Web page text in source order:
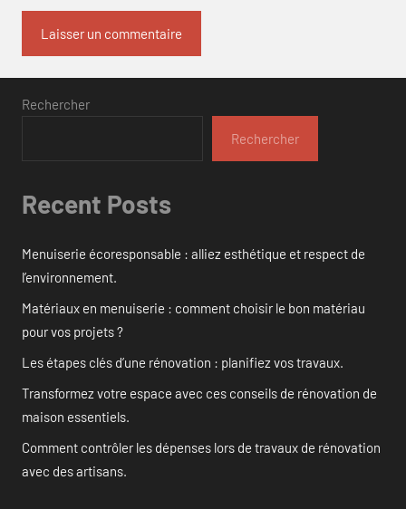
Rechercher
Rechercher
Recent Posts
Menuiserie écoresponsable : alliez esthétique et respect de
l’environnement.
Matériaux en menuiserie : comment choisir le bon matériau
pour vos projets ?
Les étapes clés d’une rénovation : planifiez vos travaux.
Transformez votre espace avec ces conseils de rénovation de
maison essentiels.
Comment contrôler les dépenses lors de travaux de rénovation
avec des artisans.